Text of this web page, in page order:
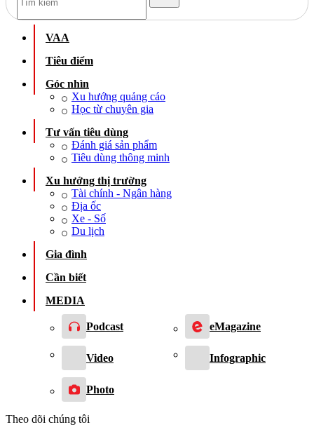
VAA
Tiêu điểm
Góc nhìn
Xu hướng quảng cáo
Học từ chuyên gia
Tư vấn tiêu dùng
Đánh giá sản phẩm
Tiêu dùng thông minh
Xu hướng thị trường
Tài chính - Ngân hàng
Địa ốc
Xe - Số
Du lịch
Gia đình
Cần biết
MEDIA
Podcast eMagazine
Video Infographic
Photo
Theo dõi chúng tôi